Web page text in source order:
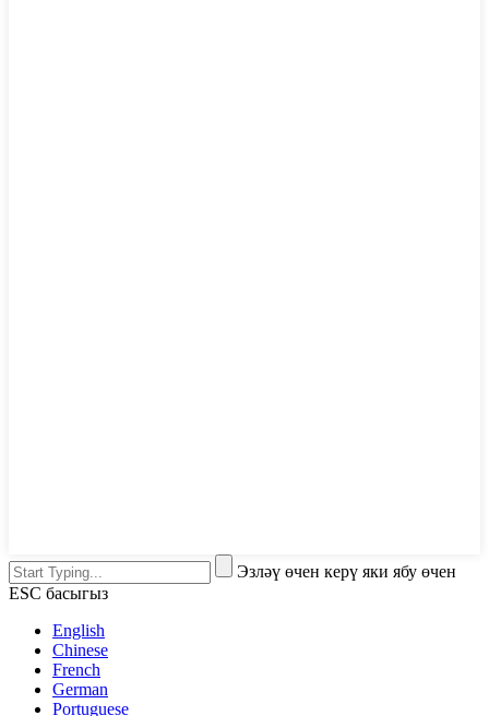
Эзләү өчен керү яки ябу өчен
ESC басыгыз
English
Chinese
French
German
Portuguese